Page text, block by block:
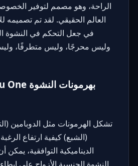
الراحة، وهو مصمم لتوفير
العالم الحقيقي. لقد تم تصميمه
في جعل التحكم في النشوة
وليس محرجًا، وليس متطرفًا،
تشكل الهرمونات مثل الدوبامين
(الشبع) كيفية ارتفاع
الديناميكية التوافقية،